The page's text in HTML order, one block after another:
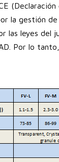
(Declaración
la gestión
las leyes del
Por lo